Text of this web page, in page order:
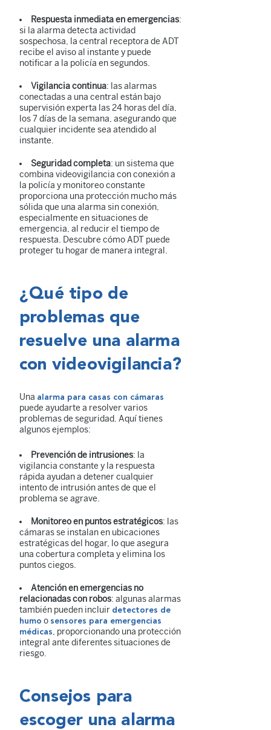
Respuesta inmediata en emergencias:
si la alarma detecta actividad
sospechosa, la central receptora de ADT
recibe el aviso al instante y puede
notificar a la policía en segundos.
Vigilancia continua: las alarmas
conectadas a una central están bajo
supervisión experta las 24 horas del día,
los 7 días de la semana, asegurando que
cualquier incidente sea atendido al
instante.
Seguridad completa: un sistema que
combina videovigilancia con conexión a
la policía y monitoreo constante
proporciona una protección mucho más
sólida que una alarma sin conexión,
especialmente en situaciones de
emergencia, al reducir el tiempo de
respuesta. Descubre cómo ADT puede
proteger tu hogar de manera integral.
¿Qué tipo de
problemas que
resuelve una alarma
con videovigilancia?
Una alarma para casas con cámaras
puede ayudarte a resolver varios
problemas de seguridad. Aquí tienes
algunos ejemplos:
Prevención de intrusiones: la
vigilancia constante y la respuesta
rápida ayudan a detener cualquier
intento de intrusión antes de que el
problema se agrave.
Monitoreo en puntos estratégicos: las
cámaras se instalan en ubicaciones
estratégicas del hogar, lo que asegura
una cobertura completa y elimina los
puntos ciegos.
Atención en emergencias no
relacionadas con robos: algunas alarmas
también pueden incluir detectores de
humo o sensores para emergencias
médicas, proporcionando una protección
integral ante diferentes situaciones de
riesgo.
Consejos para
escoger una alarma